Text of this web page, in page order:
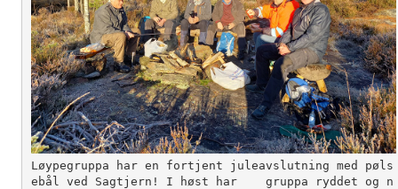
Løypegruppa har en fortjent juleavslutning med pøls
ebål ved Sagtjern! I høst har    gruppa ryddet og n